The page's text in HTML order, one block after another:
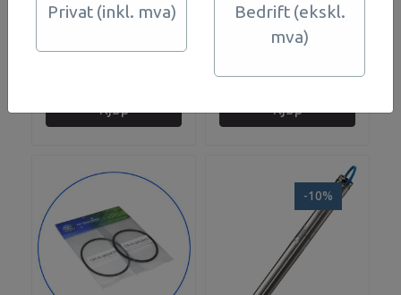
- 22W
Kjøp
MED 20 LITER
TANK
9.950,- 7.428,-
Kjøp
-10%
Privat (inkl. mva)
Bedrift (ekskl.
mva)